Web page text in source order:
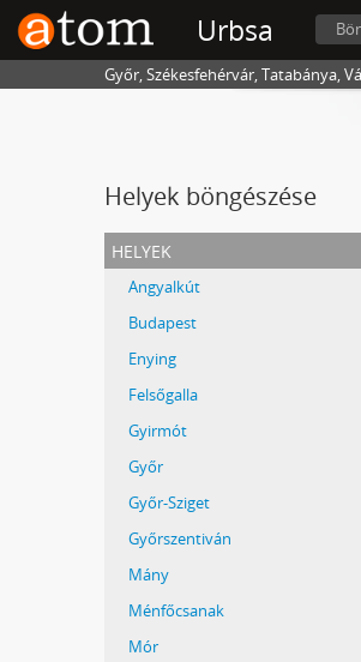
Urbsa
Győr, Székesfehérvár, Tatabánya,
Helyek böngészése
helyek
Angyalkút
Budapest
Enying
Felsőgalla
Gyirmót
Győr
Győr-Sziget
Győrszentiván
Mány
Ménfőcsanak
Mór